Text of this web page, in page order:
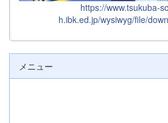
https://www.tsukuba-
h.ibk.ed.jp/wysiwyg/file/
メニュー